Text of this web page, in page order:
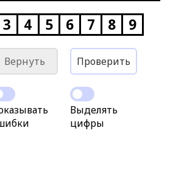
3 4 5 6 7 8 9
Вернуть Проверить
Выделять
цифры